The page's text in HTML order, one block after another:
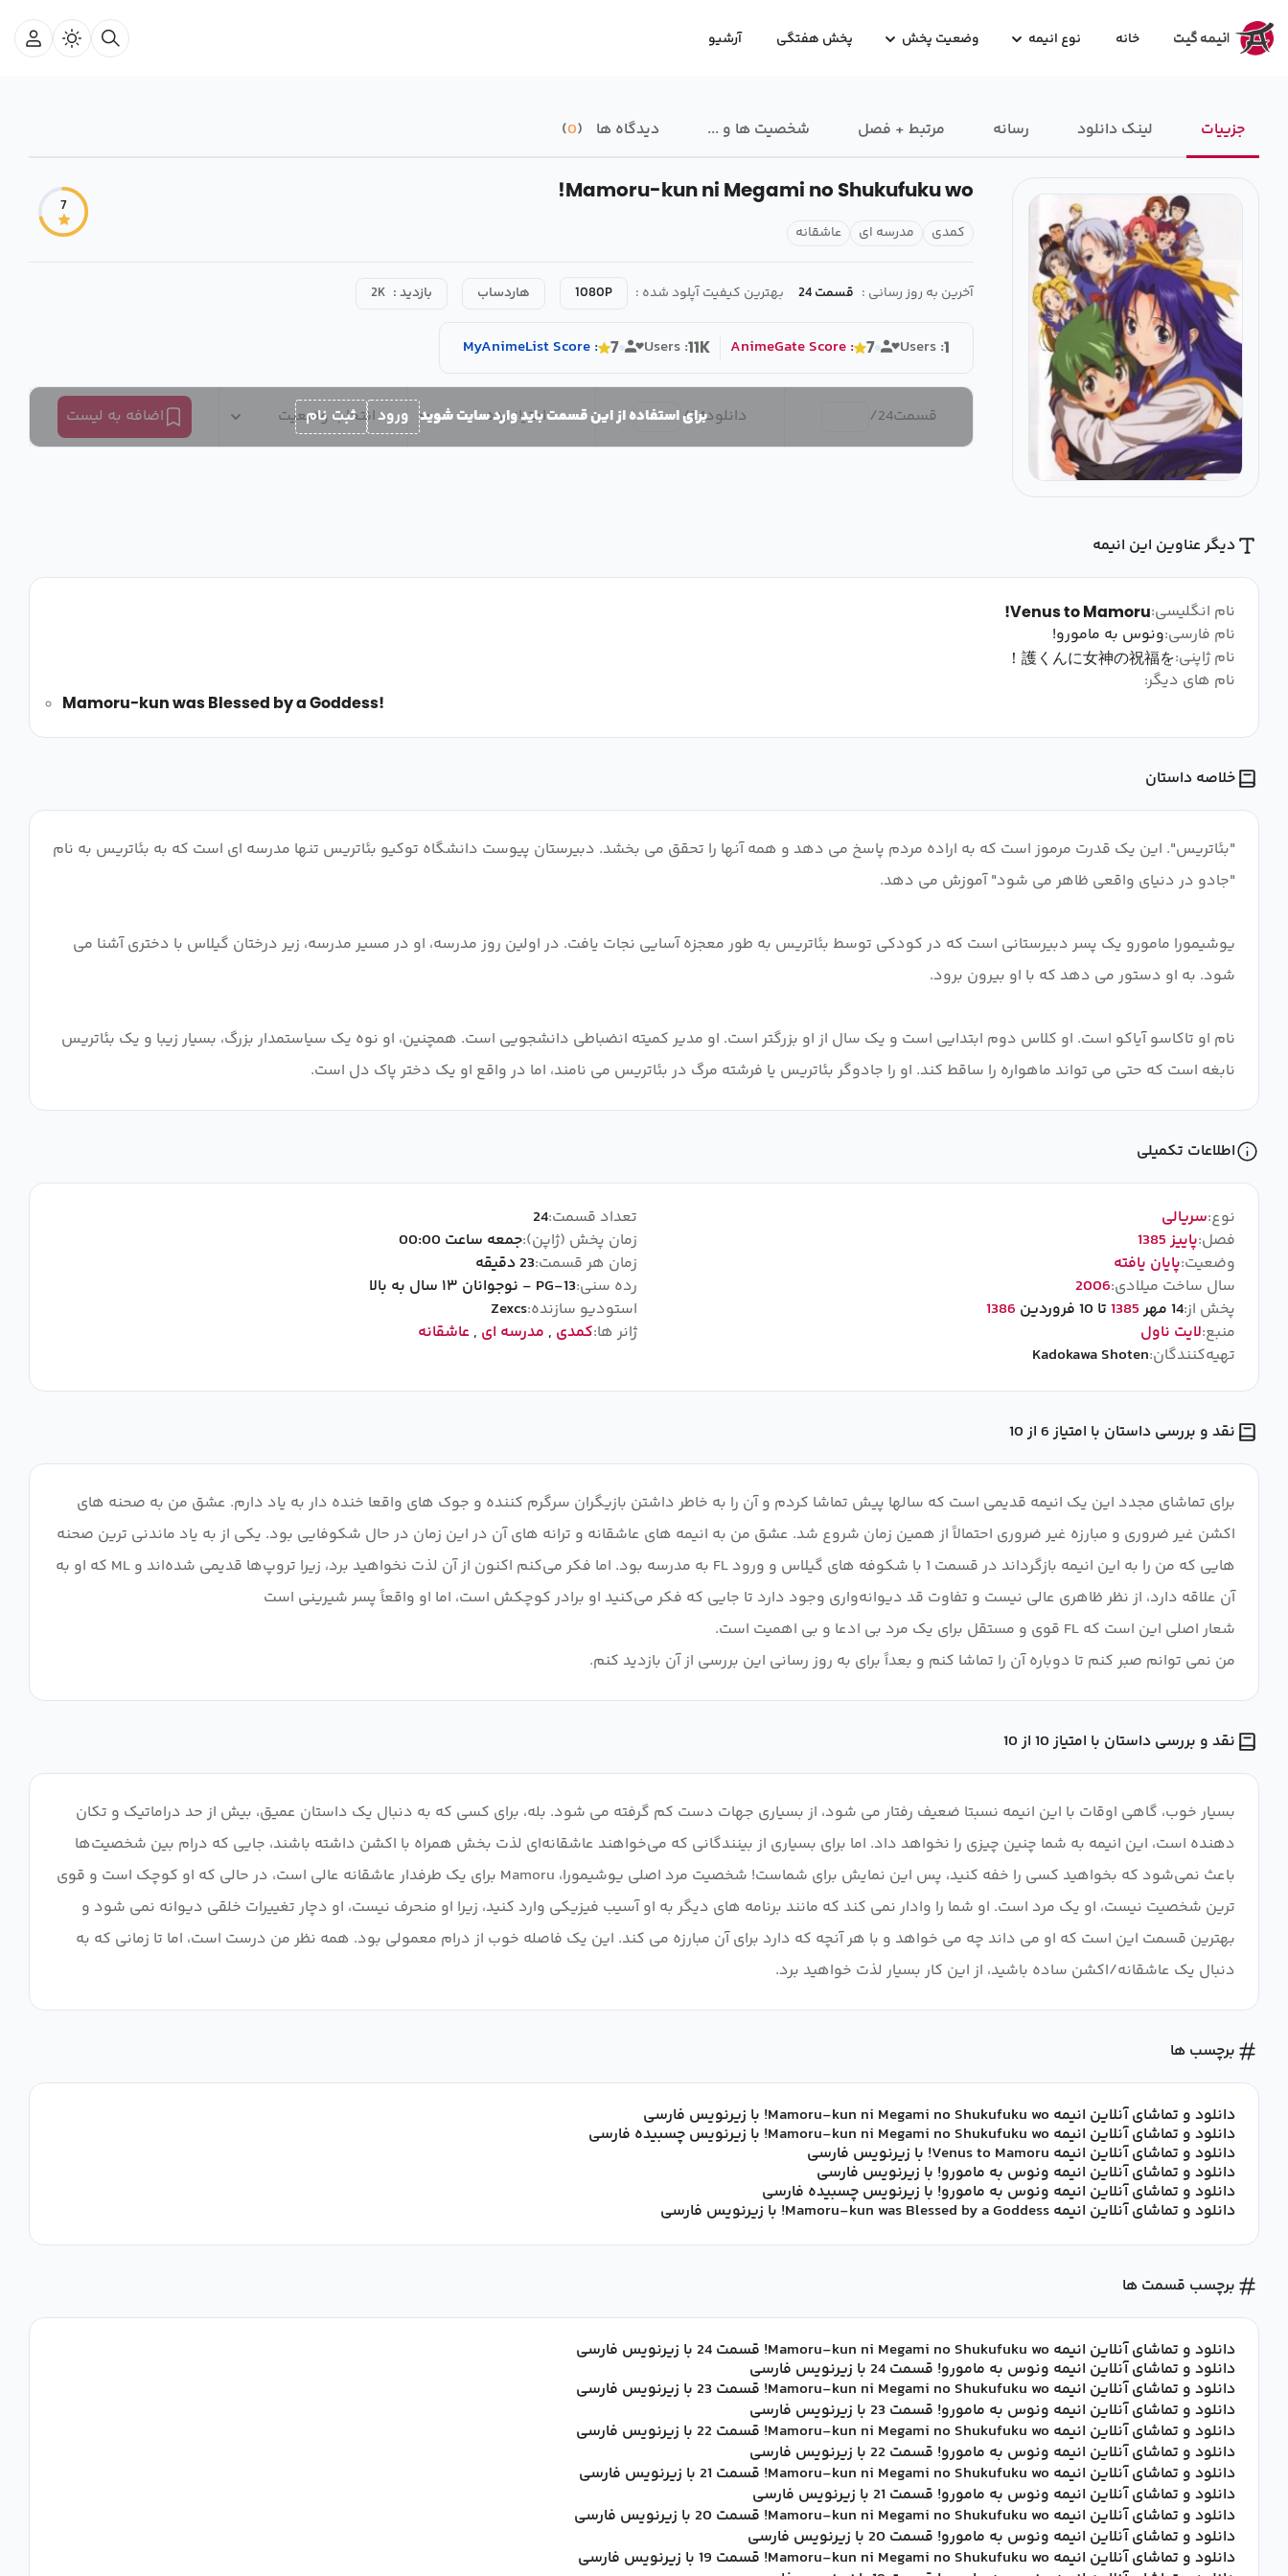
خانه نوع انیمه وضعیت پخش پخش هفتگی آرشیو
جزییات لینک دانلود رسانه‌ مرتبط + فصل شخصیت ها و ... دیدگاه ها 0
Mamoru-kun ni Megami no Shukufuku wo!
کمدی مدرسه ای عاشقانه
7
آخرین به روز رسانی : قسمت 24 بهترین کیفیت آپلود شده : 1080P هاردساب بازدید : 2K
MyAnimeListScore : 7 Users :11K AnimeGateScore : 7 Users :1
قسمت24
/ دانلود24
/ امتیاز بده انتخاب وضعیت اضافه به لیست برای استفاده از این قسمت باید وارد سایت شوید ورود ثبت نام
دیگر عناوین این انیمه
نام انگلیسی:Venus to Mamoru!
نام فارسی:ونوس به مامورو!
نام ژاپنی:護くんに女神の祝福を！
نام های دیگر:
Mamoru-kun was Blessed by a Goddess!
خلاصه داستان
"بئاتریس". این یک قدرت مرموز است که به اراده مردم پاسخ می دهد و همه آنها را تحقق می بخشد. دبیرستان پیوست دانشگاه توکیو بئاتریس تنها مدرسه ای است که به بئاتریس به نام
یوشیمورا مامورو یک پسر دبیرستانی است که در کودکی توسط بئاتریس به طور معجزه آسایی نجات یافت. در اولین روز مدرسه، او در مسیر مدرسه، زیر درختان گیلاس با دختری آشنا می
نام او تاکاسو آیاکو است. او کلاس دوم ابتدایی است و یک سال از او بزرگتر است. او مدیر کمیته انضباطی دانشجویی است. همچنین، او نوه یک سیاستمدار بزرگ، بسیار زیبا و یک بئاتریس
نابغه است که حتی می تواند ماهواره را ساقط کند. او را جادوگر بئاتریس یا فرشته مرگ در بئاتریس می نامند، اما در واقع او یک دختر پاک دل است.
اطلاعات تکمیلی
نوع:سریالی
فصل:پاییز 1385
وضعیت:پایان یافته
سال ساخت میلادی:2006
پخش از:14 مهر 1385 تا 10 فروردین
1386
منبع:لایت ناول
تهیه‌کنندگان:Kadokawa Shoten
تعداد قسمت:24
زمان پخش (ژاپن):جمعه ساعت 00:00
زمان هر قسمت:23 دقیقه
رده سنی:PG-13 - نوجوانان ۱۳ سال به بالا
استودیو سازنده:Zexcs
ژانر ها:کمدی , مدرسه ای ,عاشقانه
نقد و بررسی داستان با امتیاز 6 از 10
برای تماشای مجدد این یک انیمه قدیمی است که سالها پیش تماشا کردم و آن را به خاطر داشتن بازیگران سرگرم کننده و جوک های واقعا خنده دار به یاد دارم. عشق من به صحنه های
اکشن غیر ضروری و مبارزه غیر ضروری احتمالاً از همین زمان شروع شد. عشق من به انیمه های عاشقانه و ترانه های آن در این زمان در حال شکوفایی بود. یکی از به یاد ماندنی ترین صحنه
هایی که من را به این انیمه بازگرداند در قسمت 1 با شکوفه های گیلاس و ورود FL به مدرسه بود. اما فکر می‌کنم اکنون از آن لذت نخواهید برد، زیرا تروپ‌ها قدیمی شده‌اند و ML که او به
من نمی توانم صبر کنم تا دوباره آن را تماشا کنم و بعداً برای به روز رسانی این بررسی از آن بازدید کنم.
نقد و بررسی داستان با امتیاز 10 از 10
بسیار خوب، گاهی اوقات با این انیمه نسبتا ضعیف رفتار می شود، از بسیاری جهات دست کم گرفته می شود. بله، برای کسی که به دنبال یک داستان عمیق، بیش از حد دراماتیک و تکان
دهنده است، این انیمه به شما چنین چیزی را نخواهد داد. اما برای بسیاری از بینندگانی که می‌خواهند عاشقانه‌ای لذت بخش همراه با اکشن داشته باشند، جایی که درام بین شخصیت‌ها
باعث نمی‌شود که بخواهید کسی را خفه کنید، پس این نمایش برای شماست! شخصیت مرد اصلی یوشیمورا، Mamoru برای یک طرفدار عاشقانه عالی است، در حالی که او کوچک است و قوی
ترین شخصیت نیست، او یک مرد است. او شما را وادار نمی کند که مانند برنامه های دیگر به او آسیب فیزیکی وارد کنید، زیرا او منحرف نیست، او دچار تغییرات خلقی دیوانه نمی شود و
بهترین قسمت این است که او می داند چه می خواهد و با هر آنچه که دارد برای آن مبارزه می کند. این یک فاصله خوب از درام معمولی بود. همه نظر من درست است، اما تا زمانی که به
دنبال یک عاشقانه/اکشن ساده باشید، از این کار بسیار لذت خواهید برد.
برچسب ها
دانلود و تماشای آنلاین انیمه Mamoru-kun ni Megami no Shukufuku wo! با زیرنویس فارسی
دانلود و تماشای آنلاین انیمه Mamoru-kun ni Megami no Shukufuku wo! با زیرنویس چسبیده فارسی
دانلود و تماشای آنلاین انیمه Venus to Mamoru! با زیرنویس فارسی
دانلود و تماشای آنلاین انیمه ونوس به مامورو! با زیرنویس فارسی
دانلود و تماشای آنلاین انیمه ونوس به مامورو! با زیرنویس چسبیده فارسی
دانلود و تماشای آنلاین انیمه Mamoru-kun was Blessed by a Goddess! با زیرنویس فارسی
برچسب قسمت ها
دانلود و تماشای آنلاین انیمه Mamoru-kun ni Megami no Shukufuku wo! قسمت 24 با زیرنویس فارسی
دانلود و تماشای آنلاین انیمه ونوس به مامورو! قسمت 24 با زیرنویس فارسی
دانلود و تماشای آنلاین انیمه Mamoru-kun ni Megami no Shukufuku wo! قسمت 23 با زیرنویس فارسی
دانلود و تماشای آنلاین انیمه ونوس به مامورو! قسمت 23 با زیرنویس فارسی
دانلود و تماشای آنلاین انیمه Mamoru-kun ni Megami no Shukufuku wo! قسمت 22 با زیرنویس فارسی
دانلود و تماشای آنلاین انیمه ونوس به مامورو! قسمت 22 با زیرنویس فارسی
دانلود و تماشای آنلاین انیمه Mamoru-kun ni Megami no Shukufuku wo! قسمت 21 با زیرنویس فارسی
دانلود و تماشای آنلاین انیمه ونوس به مامورو! قسمت 21 با زیرنویس فارسی
دانلود و تماشای آنلاین انیمه Mamoru-kun ni Megami no Shukufuku wo! قسمت 20 با زیرنویس فارسی
دانلود و تماشای آنلاین انیمه ونوس به مامورو! قسمت 20 با زیرنویس فارسی
دانلود و تماشای آنلاین انیمه Mamoru-kun ni Megami no Shukufuku wo! قسمت 19 با زیرنویس فارسی